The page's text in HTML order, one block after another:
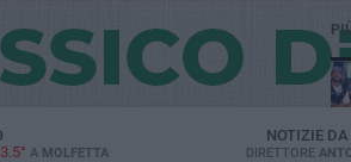
A MOLFETTA
NOTIZIE DA
DIRETTORE